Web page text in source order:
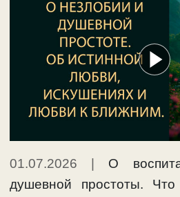
01.07.2026
О
душевной простоты.